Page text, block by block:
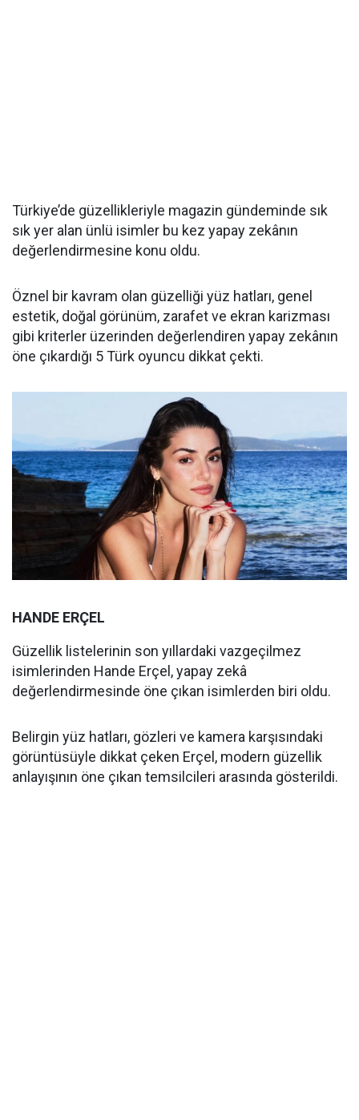
Türkiye’de güzellikleriyle magazin gündeminde sık
sık yer alan ünlü isimler bu kez yapay zekânın
değerlendirmesine konu oldu.
Öznel bir kavram olan güzelliği yüz hatları, genel
estetik, doğal görünüm, zarafet ve ekran karizması
gibi kriterler üzerinden değerlendiren yapay zekânın
öne çıkardığı 5 Türk oyuncu dikkat çekti.
HANDE ERÇEL
Güzellik listelerinin son yıllardaki vazgeçilmez
isimlerinden Hande Erçel, yapay zekâ
değerlendirmesinde öne çıkan isimlerden biri oldu.
Belirgin yüz hatları, gözleri ve kamera karşısındaki
görüntüsüyle dikkat çeken Erçel, modern güzellik
anlayışının öne çıkan temsilcileri arasında gösterildi.